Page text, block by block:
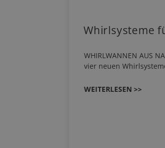
Whirlsysteme
WHIRLWANNEN AUS
vier neuen
WEITERLESEN >>